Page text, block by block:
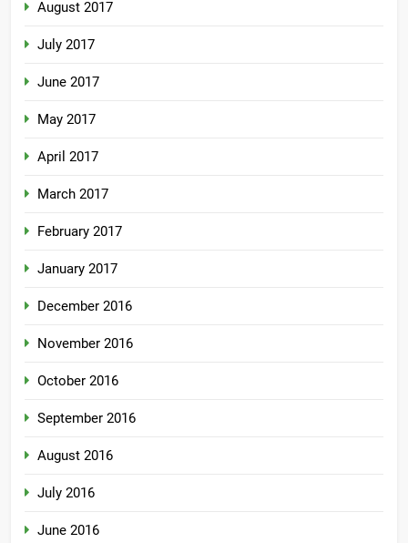
August 2017
July 2017
June 2017
May 2017
April 2017
March 2017
February 2017
January 2017
December 2016
November 2016
October 2016
September 2016
August 2016
July 2016
June 2016